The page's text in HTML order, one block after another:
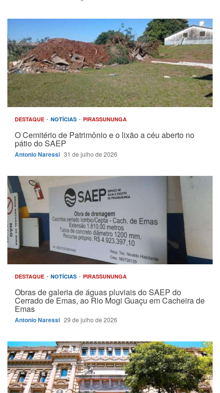
DESTAQUE NOTÍCIAS PIRASSUNUNGA
O Cemitério de Patrimônio e o lixão a céu aberto no
pátio do SAEP
Antonio Naressi 31 de julho de 2026
DESTAQUE NOTÍCIAS PIRASSUNUNGA
Obras de galeria de águas pluviais do SAEP do
Cerrado de Emas, ao Rio Mogi Guaçu em Cacheira de
Emas
Antonio Naressi 29 de julho de 2026